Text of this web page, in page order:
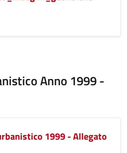
Anno 1999 -
1999 - Allegato